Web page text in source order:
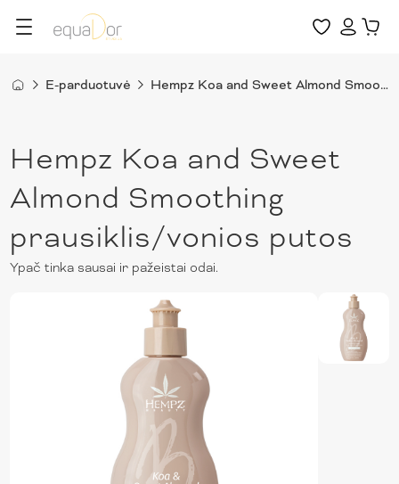
E-parduotuvė Hempz Koa and Sweet Almond Smoothing prausiklis/vonios putos
Hempz Koa and Sweet
Almond Smoothing
prausiklis/vonios putos
Ypač tinka sausai ir pažeistai odai.